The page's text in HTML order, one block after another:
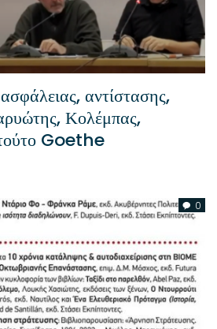
αντίστασης,
Κολέμπας,
Goethe
0